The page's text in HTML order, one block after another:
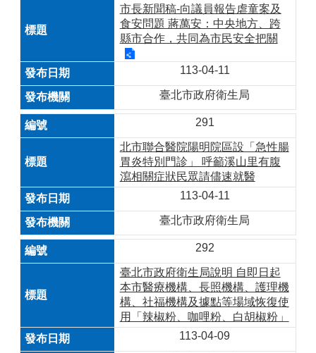
市長新聞稿-向議員報告虐童案及
食安問題 蔣萬安：中央地方、跨
縣市合作，共同為市民安全把關
113-04-11
臺北市政府衛生局
291
北市聯合醫院陽明院區設「急性腸
胃炎特別門診」 呼籲溪山里有腹
瀉相關症狀民眾請儘速就醫
113-04-11
臺北市政府衛生局
292
臺北市政府衛生局說明 自即日起
本市醫療機構、長照機構、護理機
構、社福機構及據點等場域恢復使
用「辣椒粉、咖哩粉、白胡椒粉」
113-04-09